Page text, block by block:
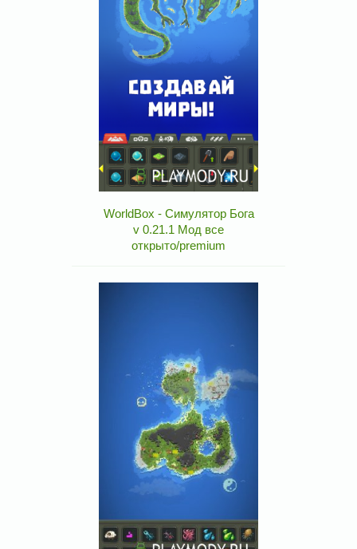
WorldBox - Симулятор Бога
v 0.21.1 Мод все
открыто/premium